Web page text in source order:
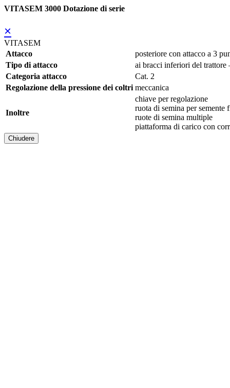
VITASEM 3000 Dotazione di serie
×
VITASEM
Attacco
posteriore con attacco a 3
Tipo di attacco
ai bracci inferiori del trattore
Categoria attacco
Cat. 2
Regolazione della pressione dei coltri meccanica
Inoltre
chiave per regolazione
ruota di semina per semente
ruote di semina multiple
piattaforma di carico con
Chiudere